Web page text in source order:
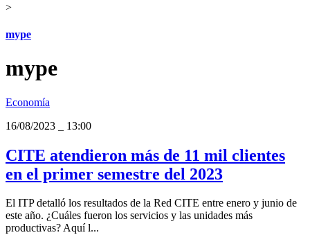
>
mype
mype
Economía
16/08/2023
13:00
CITE atendieron más de 11 mil clientes
en el primer semestre del 2023
El ITP detalló los resultados de la Red CITE entre enero y junio de
este año. ¿Cuáles fueron los servicios y las unidades más
productivas? Aquí l...